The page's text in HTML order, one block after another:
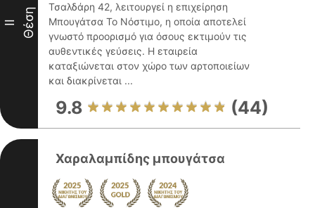
II Θέση
Τσαλδάρη 42, λειτουργεί η επιχείρηση
Μπουγάτσα Το Νόστιμο, η οποία αποτελεί
γνωστό προορισμό για όσους εκτιμούν τις
αυθεντικές γεύσεις. Η εταιρεία
καταξιώνεται στον χώρο των αρτοποιείων
και διακρίνεται ...
9.8 (44)
Χαραλαμπίδης μπουγάτσα